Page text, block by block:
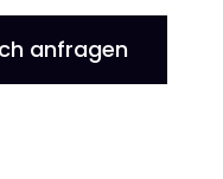
anfragen